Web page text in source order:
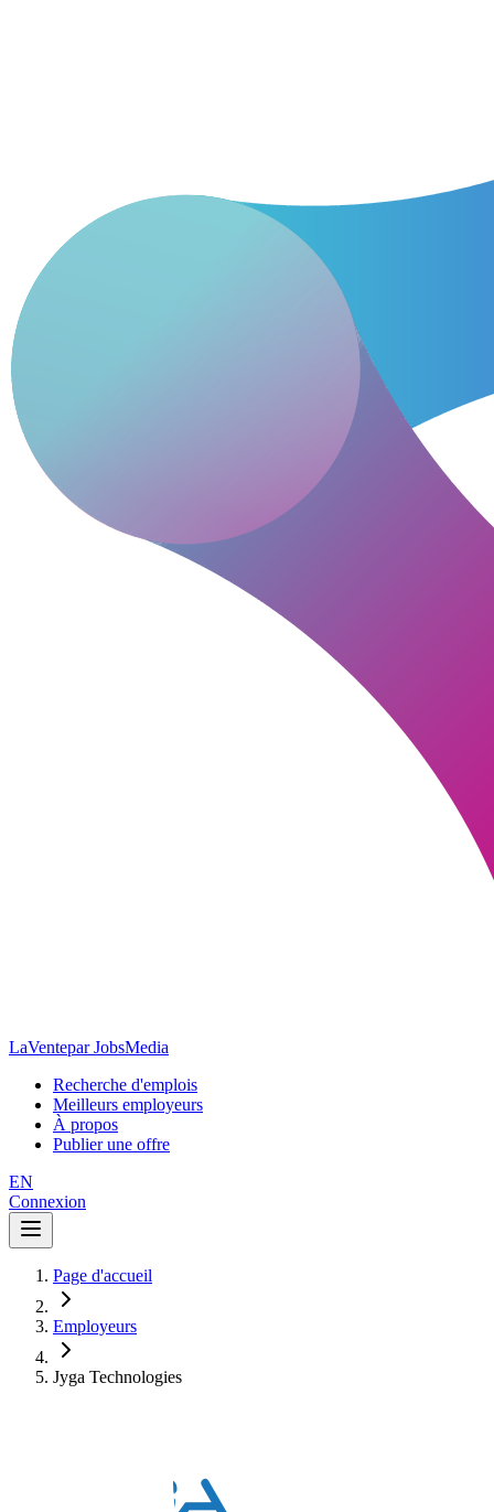
LaVentepar JobsMedia
Recherche d'emplois
Meilleurs employeurs
À propos
Publier une offre
EN
Connexion
Page d'accueil
Employeurs
Jyga Technologies